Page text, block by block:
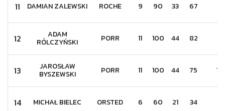
11 DAMIAN ZALEWSKI ROCHE 9 90 33 67
12 ADAM
RÓLCZYŃSKI PORR 11 100 44 82
13 JAROSŁAW
BYSZEWSKI PORR 11 100 44 75 18
14 MICHAŁ BIELEC ORSTED 6 60 21 34